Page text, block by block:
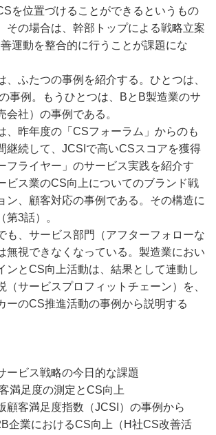
を位置づけることができるというもの
その場合は、幹部トップによる戦略立案
運動を整合的に行うことが課題にな
ふたつの事例を紹介する。ひとつは、
事例。もうひとつは、BとB製造業のサ
会社）の事例である。
昨年度の「CSフォーラム」からのも
継続して、JCSIで高いCSスコアを獲得
フライヤー」のサービス実践を紹介す
ビス業のCS向上についてのブランド戦
ン、顧客対応の事例である。その構造に
第3話）。
、サービス部門（アフターフォローな
無視できなくなっている。製造業におい
ンとCS向上活動は、結果として連動し
（サービスプロフィットチェーン）を、
ーのCS推進活動の事例から説明する
ビス戦略の今日的な課題
の測定とCS向上
客満足度指数（JCSI）の事例から
けるCS向上（H社CS改善活